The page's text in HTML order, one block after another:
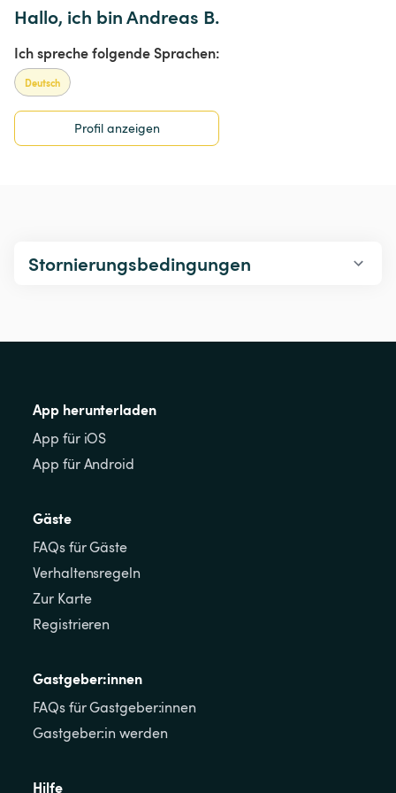
Hallo, ich bin Andreas B.
Ich spreche folgende Sprachen:
Deutsch
Profil anzeigen
Stornierungsbedingungen
App herunterladen
App für iOS
App für Android
Gäste
FAQs für Gäste
Verhaltensregeln
Zur Karte
Registrieren
Gastgeber:innen
FAQs für Gastgeber:innen
Gastgeber:in werden
Hilfe